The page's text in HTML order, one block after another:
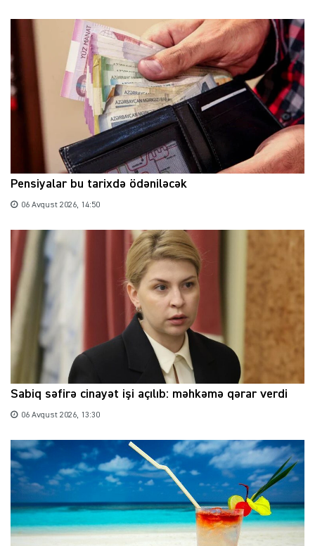
Pensiyalar bu tarixdə ödəniləcək
06 Avqust 2026, 14:50
Sabiq səfirə cinayət işi açılıb: məhkəmə qərar verdi
06 Avqust 2026, 13:30